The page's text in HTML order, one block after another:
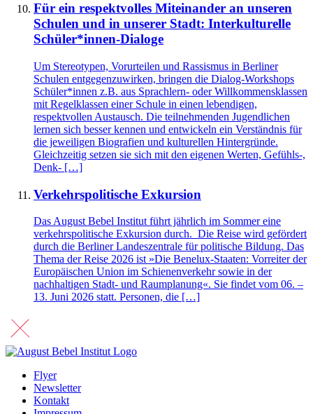
Für ein respektvolles Miteinander an unseren
Schulen und in unserer Stadt: Interkulturelle
Schüler*innen-Dialoge
Um Stereotypen, Vorurteilen und Rassismus in Berliner
Schulen entgegenzuwirken, bringen die Dialog-Workshops
Schüler*innen z.B. aus Sprachlern- oder Willkommensklassen
mit Regelklassen einer Schule in einen lebendigen,
respektvollen Austausch. Die teilnehmenden Jugendlichen
lernen sich besser kennen und entwickeln ein Verständnis für
die jeweiligen Biografien und kulturellen Hintergründe.
Gleichzeitig setzen sie sich mit den eigenen Werten, Gefühls-,
Denk- […]
Verkehrspolitische Exkursion
Das August Bebel Institut führt jährlich im Sommer eine
verkehrspolitische Exkursion durch. Die Reise wird gefördert
durch die Berliner Landeszentrale für politische Bildung. Das
Thema der Reise 2026 ist »Die Benelux-Staaten: Vorreiter der
Europäischen Union im Schienenverkehr sowie in der
nachhaltigen Stadt- und Raumplanung«. Sie findet vom 06. –
13. Juni 2026 statt. Personen, die […]
Flyer
Newsletter
Kontakt